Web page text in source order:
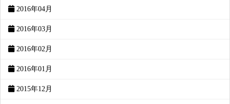
2016年04月
2016年03月
2016年02月
2016年01月
2015年12月